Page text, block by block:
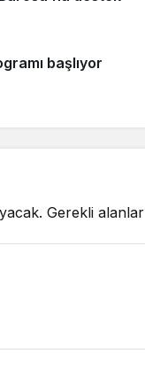
başlıyor
Gerekli alanlar